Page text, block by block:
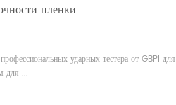
пленки
ударных тестера от GBPI
для ...